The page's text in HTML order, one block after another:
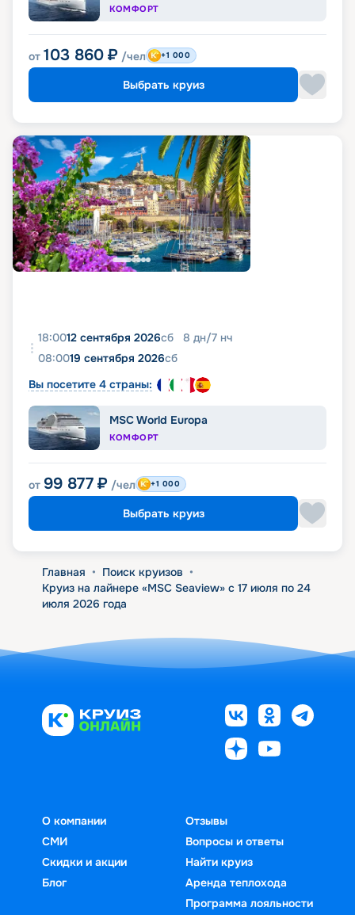
КОМФОРТ
от 103 860 ₽ /чел +1 000
Выбрать круиз
18:0012 сентября 2026сб 8 дн/7 нч
08:0019 сентября 2026сб
Вы посетите 4 страны:
MSC World Europa
КОМФОРТ
от 99 877 ₽ /чел +1 000
Выбрать круиз
Главная • Поиск круизов •
Круиз на лайнере «MSC Seaview» с 17 июля по 24
июля 2026 года
О компании
СМИ
Скидки и акции
Блог
Отзывы
Вопросы и ответы
Найти круиз
Аренда теплохода
Программа лояльности